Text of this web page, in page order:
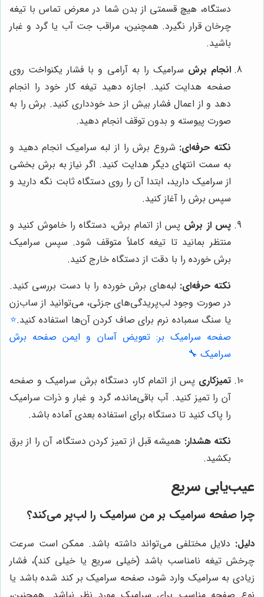
دستگاه، هیچ قسمتی از بدن شما در معرض تماس با تیغه
چرخان قرار نگیرد. همچنین، مراقب جت آب یا گرد و غبار
باشید.
انجام برش سرامیک را به آرامی و با فشار یکنواخت روی
صفحه هدایت کنید. اجازه دهید تیغه کار خود را انجام
دهد و از اعمال فشار بیش از حد خودداری کنید. برش را به
صورت پیوسته و بدون توقف انجام دهید.
نکته حرفه‌ای: شروع برش را از لبه سرامیک انجام دهید و
به سمت انتهای دیگر هدایت کنید. اگر نیاز به برش بخشی
از سرامیک دارید، ابتدا آن را روی دستگاه ثابت نگه دارید و
سپس برش را آغاز کنید.
پس از برش پس از اتمام برش، دستگاه را خاموش کنید و
منتظر بمانید تا تیغه کاملاً متوقف شود. سپس سرامیک
برش خورده را با دقت از دستگاه خارج کنید.
نکته حرفه‌ای: لبه‌های برش خورده را با دست بررسی کنید.
در صورت وجود لب‌پریدگی‌های جزئی، می‌توانید از ساب‌زن
یا سنگ سمباده نرم برای صاف کردن آن‌ها استفاده کنید.⭐️
صفحه سرامیک بر: تعویض آسان و ایمن صفحه برش
سرامیک 🔧
تمیزکاری پس از اتمام کار، دستگاه برش سرامیک و صفحه
آن را تمیز کنید. آب باقی‌مانده، گرد و غبار و ذرات سرامیک
را پاک کنید تا دستگاه برای استفاده بعدی آماده باشد.
نکته هشدار: همیشه قبل از تمیز کردن دستگاه، آن را از برق
بکشید.
عیب‌یابی سریع
چرا صفحه سرامیک بر من سرامیک را لب‌پر می‌کند؟
دلیل: دلایل مختلفی می‌تواند داشته باشد. ممکن است سرعت
چرخش تیغه نامناسب باشد (خیلی سریع یا خیلی کند)، فشار
زیادی به سرامیک وارد شود، صفحه سرامیک بر کند شده باشد یا